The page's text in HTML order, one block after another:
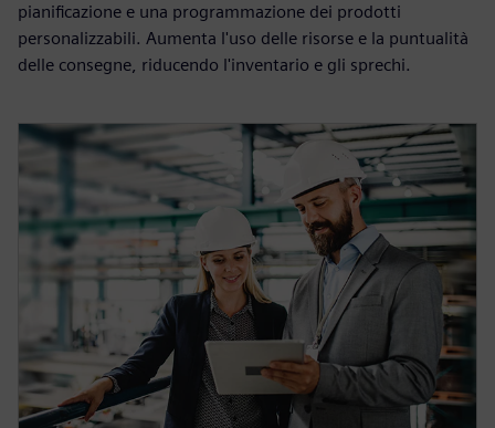
pianificazione e una programmazione dei prodotti
personalizzabili. Aumenta l'uso delle risorse e la puntualità
delle consegne, riducendo l'inventario e gli sprechi.